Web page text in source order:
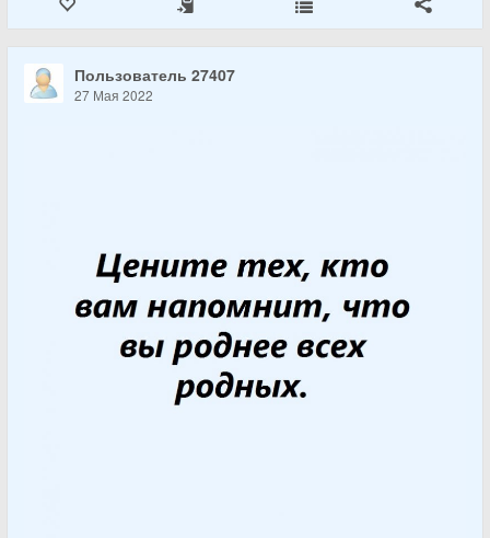
Пользователь 27407
27 Мая 2022